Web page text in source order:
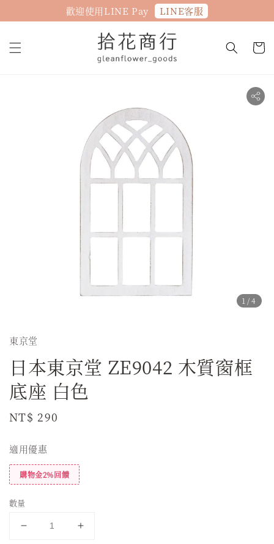
歡迎使用LINE Pay LINE客服
1 /4
東京堂
日本東京堂 ZE9042 木質窗框
底座 白色
Regular
NT$ 290
適用優惠
購物金2%回饋
數量